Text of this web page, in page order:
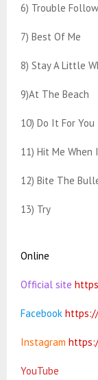
6) Trouble
7) Best Of Me
8) Stay A Little
9)At The Beach
10) Do It For You
11) Hit Me When
12) Bite The
13) Try
Online
Official site
Facebook https://
Instagram
YouTube